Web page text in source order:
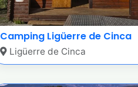
Camping Ligüerre de Cinca
Ligüerre de Cinca